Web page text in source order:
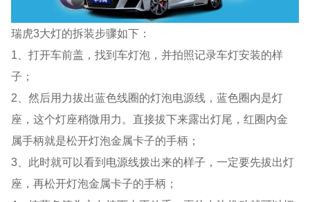
瑞虎3大灯的拆装步骤如下：
1、打开车前盖，找到车灯泡，并拍照记录车灯安装的样
子；
2、然后用力拔出蓝色线圈的灯泡电源线，蓝色圈内是灯
座，这个灯座稍微用力。直接拔下来露出灯尾，红圈内金
属手柄就是松开灯泡金属卡子的手柄；
3、此时就可以看到电源线拨出来的样子，一定要先拔出灯
座，再松开灯泡金属卡子的手柄；